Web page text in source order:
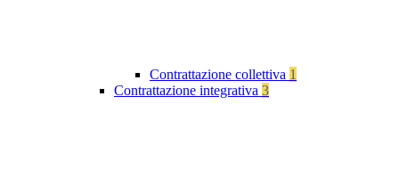
Contrattazione collettiva 1
Contrattazione integrativa 3